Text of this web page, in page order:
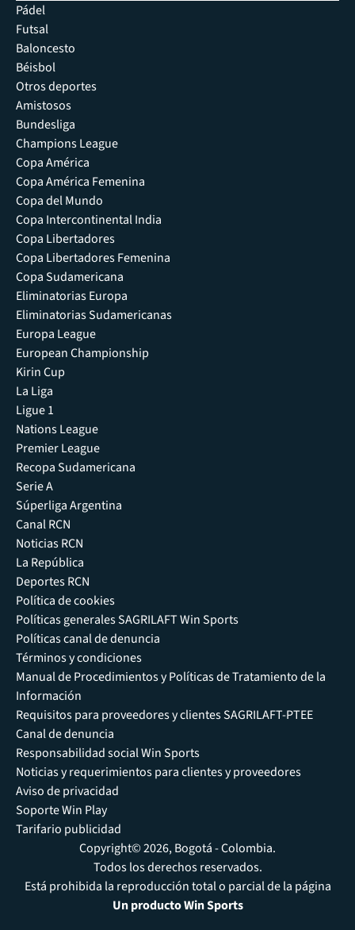
Pádel
Futsal
Baloncesto
Béisbol
Otros deportes
Amistosos
Bundesliga
Champions League
Copa América
Copa América Femenina
Copa del Mundo
Copa Intercontinental India
Copa Libertadores
Copa Libertadores Femenina
Copa Sudamericana
Eliminatorias Europa
Eliminatorias Sudamericanas
Europa League
European Championship
Kirin Cup
La Liga
Ligue 1
Nations League
Premier League
Recopa Sudamericana
Serie A
Súperliga Argentina
Canal RCN
Noticias RCN
La República
Deportes RCN
Política de cookies
Políticas generales SAGRILAFT Win Sports
Políticas canal de denuncia
Términos y condiciones
Manual de Procedimientos y Políticas de Tratamiento de la
Información
Requisitos para proveedores y clientes SAGRILAFT-PTEE
Canal de denuncia
Responsabilidad social Win Sports
Noticias y requerimientos para clientes y proveedores
Aviso de privacidad
Soporte Win Play
Tarifario publicidad
Copyright© 2026, Bogotá - Colombia.
Todos los derechos reservados.
Está prohibida la reproducción total o parcial de la página
Un producto Win Sports